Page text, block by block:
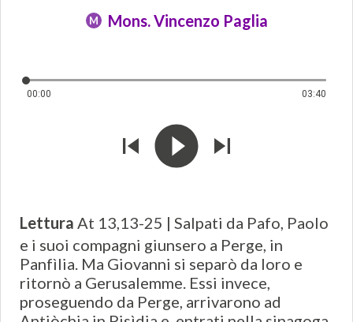
M Mons. Vincenzo Paglia
00:00 03:40
Lettura At 13,13-25 | Salpati da Pafo, Paolo
e i suoi compagni giunsero a Perge, in
Panfìlia. Ma Giovanni si separò da loro e
ritornò a Gerusalemme. Essi invece,
proseguendo da Perge, arrivarono ad